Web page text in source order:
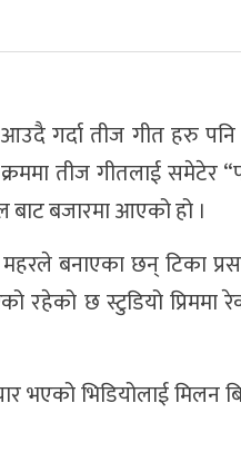
गर्दा तीज गीत हरु
तीज गीतलाई समेटेर
बजारमा आएको हो ।
बनाएका छन् टिका
छ स्टुडियो प्रिममा
भएको भिडियोलाई